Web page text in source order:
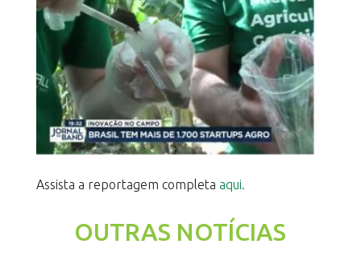
Assista a reportagem completa aqui.
OUTRAS NOTÍCIAS